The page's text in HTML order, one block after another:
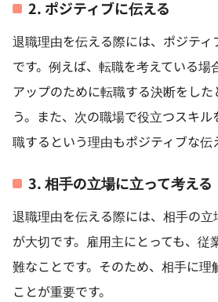
2. ポジティブに伝える
退職理由を伝える際には、ポジテ
です。例えば、転職を考えている場
アップのために転職する決断をし
う。また、次の職場で役立つスキ
職するという理由もポジティブな伝
3. 相手の立場に立って考える
退職理由を伝える際には、相手の立
が大切です。雇用主にとっても、従
難なことです。そのため、相手に理
ことが重要です。